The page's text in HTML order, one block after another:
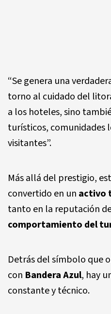
“Se genera una
torno al cuidado del
a los hoteles, sino
turísticos, comunidades
visitantes”.
Más allá del prestigio,
convertido en un activo
tanto en la reputación
comportamiento del
Detrás del símbolo que
con Bandera Azul, hay
constante y técnico.